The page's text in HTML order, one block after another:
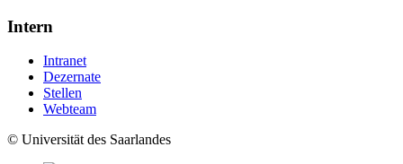
Intern
Intranet
Dezernate
Stellen
Webteam
© Universität des Saarlandes